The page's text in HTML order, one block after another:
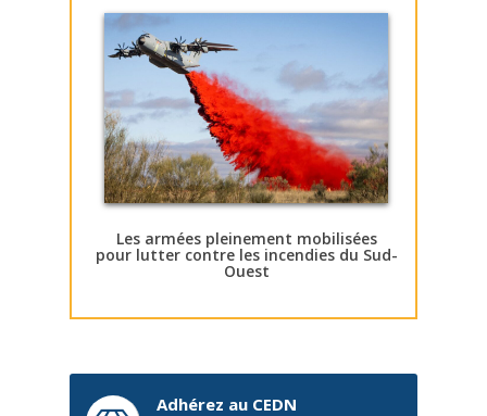
Les armées pleinement mobilisées
pour lutter contre les incendies du Sud-
Ouest
Adhérez au CEDN